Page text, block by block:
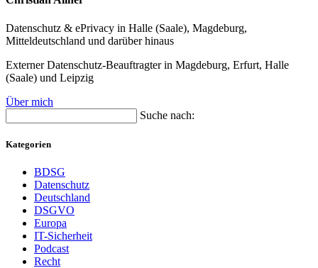
Datenschutz & ePrivacy in Halle (Saale), Magdeburg,
Mitteldeutschland und darüber hinaus
Externer Datenschutz-Beauftragter in Magdeburg, Erfurt, Halle
(Saale) und Leipzig
Über mich
Suche nach:
Kategorien
BDSG
Datenschutz
Deutschland
DSGVO
Europa
IT-Sicherheit
Podcast
Recht